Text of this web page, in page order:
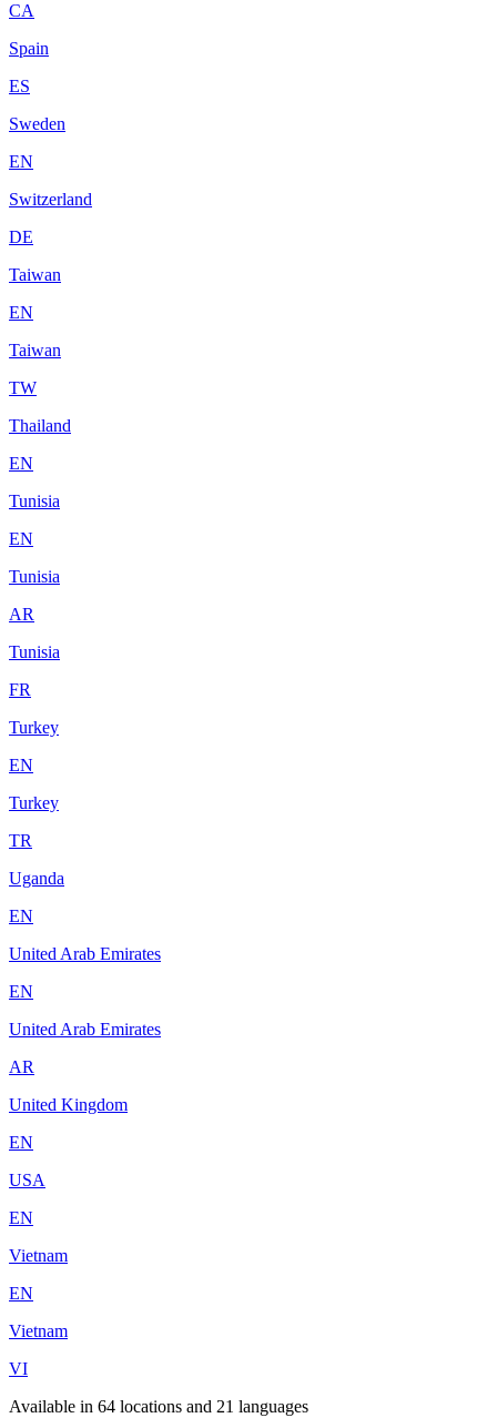
CA
Spain
ES
Sweden
EN
Switzerland
DE
Taiwan
EN
Taiwan
TW
Thailand
EN
Tunisia
EN
Tunisia
AR
Tunisia
FR
Turkey
EN
Turkey
TR
Uganda
EN
United Arab Emirates
EN
United Arab Emirates
AR
United Kingdom
EN
USA
EN
Vietnam
EN
Vietnam
VI
Available in 64 locations and 21 languages